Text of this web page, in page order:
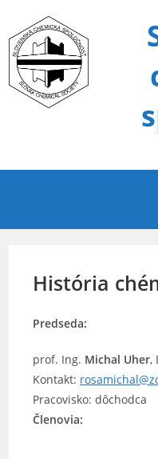
content
História
Predseda:
prof. Ing. Michal Uher,
Kontakt:
Pracovisko: dôchodca
Členovia: